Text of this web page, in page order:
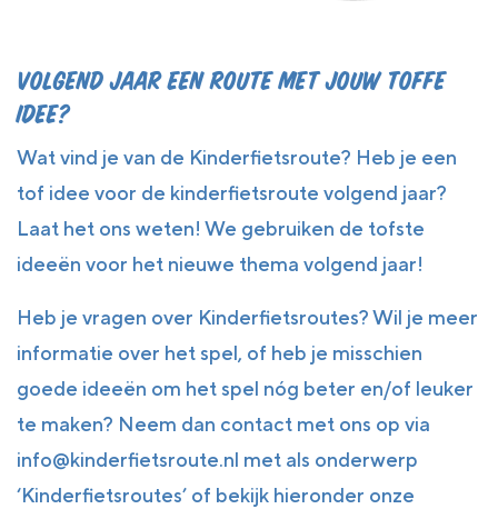
Volgend jaar een route met jouw toffe
idee?
Wat vind je van de Kinderfietsroute? Heb je een
tof idee voor de kinderfietsroute volgend jaar?
Laat het ons weten! We gebruiken de tofste
ideeën voor het nieuwe thema volgend jaar!
Heb je vragen over Kinderfietsroutes? Wil je meer
informatie over het spel, of heb je misschien
goede ideeën om het spel nóg beter en/of leuker
te maken? Neem dan contact met ons op via
info@kinderfietsroute.nl met als onderwerp
‘Kinderfietsroutes’ of bekijk hieronder onze